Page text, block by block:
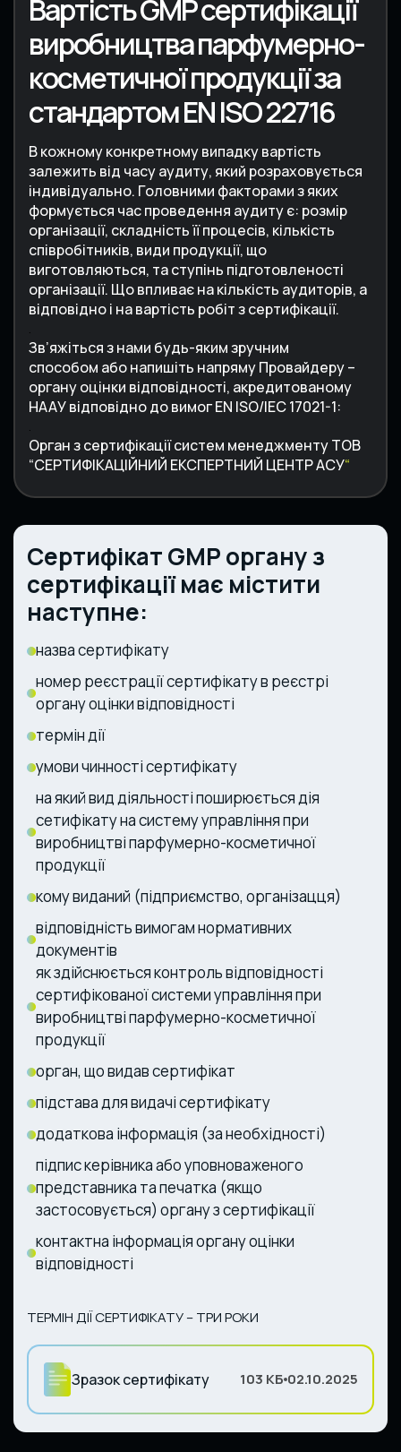
Вартість GMP сертифікації
виробництва парфумерно-
косметичної продукції за
стандартом EN ISO 22716
В кожному конкретному випадку вартість
залежить від часу аудиту, який розраховується
індивідуально. Головними факторами з яких
формується час проведення аудиту є: розмір
організації, складність її процесів, кількість
співробітників, види продукції, що
виготовляються, та ступінь підготовленості
організації. Що впливає на кількість аудиторів, а
відповідно і на вартість робіт з сертифікації.
.
Зв’яжіться з нами будь-яким зручним
способом або напишіть напряму Провайдеру –
органу оцінки відповідності, акредитованому
НААУ відповідно до вимог EN ISO/IEC 17021-1:
.
Орган з сертифікації систем менеджменту ТОВ
“СЕРТИФІКАЦІЙНИЙ ЕКСПЕРТНИЙ ЦЕНТР АСУ“
Сертифікат GMP органу з
сертифікації має містити
наступне:
назва сертифікату
номер реєстрації сертифікату в реєстрі
органу оцінки відповідності
термін дії
умови чинності сертифікату
на який вид діяльності поширюється дія
сетифікату на систему управління при
виробництві парфумерно-косметичної
продукції
кому виданий (підприємство, організацця)
відповідність вимогам нормативних
документів
як здійснюється контроль відповідності
сертифікованої системи управління при
виробництві парфумерно-косметичної
продукції
орган, що видав сертифікат
підстава для видачі сертифікату
додаткова інформація (за необхідності)
підпис керівника або уповноваженого
представника та печатка (якщо
застосовується) органу з сертифікації
контактна інформація органу оцінки
відповідності
ТЕРМІН ДІЇ СЕРТИФІКАТУ – ТРИ РОКИ
Зразок сертифікату 103 КБ 02.10.2025